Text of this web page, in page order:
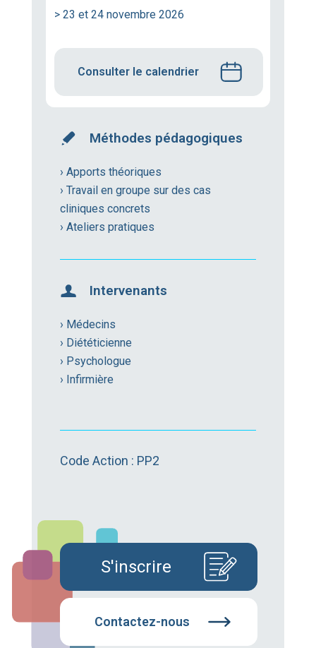
> 23 et 24 novembre 2026
Consulter le calendrier
Méthodes pédagogiques
› Apports théoriques
› Travail en groupe sur des cas
cliniques concrets
› Ateliers pratiques
Intervenants
› Médecins
› Diététicienne
› Psychologue
› Infirmière
Code Action : PP2
S'inscrire
Contactez-nous